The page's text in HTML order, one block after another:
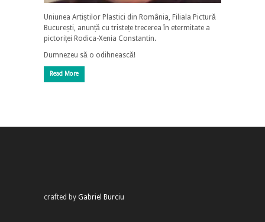
Uniunea Artiștilor Plastici din România, Filiala Pictură
București, anunță cu tristețe trecerea în etermitate a
pictoriței Rodica-Xenia Constantin.
Dumnezeu să o odihnească!
Read More
crafted by Gabriel Burciu